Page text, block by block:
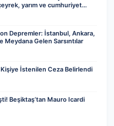
yarım ve cumhuriyet
Depremler: İstanbul, Ankara,
Meydana Gelen Sarsıntılar
Kişiye İstenilen Ceza Belirlendi
Beşiktaş’tan Mauro Icardi